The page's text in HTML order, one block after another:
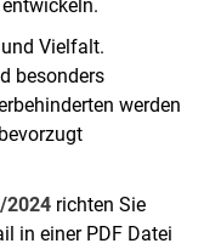
Vielfalt.
besonders
werden
2024 richten Sie
in einer PDF­ Datei